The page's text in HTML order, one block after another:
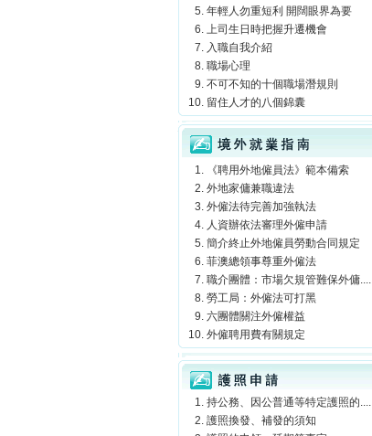
年輕人勿重短利 開闊眼界為要
上司生日時把握升遷機會
入職自我介紹
職場心理
不可不知的十個職場潛規則
留住人才的八個錦囊
境外就業指南
《聘用外地僱員法》範本備索
外地家傭兼職違法
外僱法待完善加強執法
人資辦依法審理外僱申請
簡介終止外地僱員勞動合同規定
菲澳總領事尊重外僱法
職介團體：市場欠規管難保外傭....
勞工局：外僱法可打黑
六團體關注外僱權益
外僱聘用費有關規定
護照申請
持公務、因公普通等特定護照的....
護照換發、補發的須知